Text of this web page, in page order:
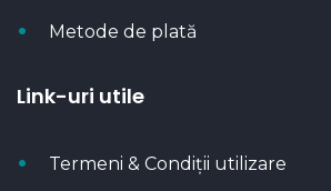
Metode de plată
Link-uri utile
Termeni & Condiții utilizare